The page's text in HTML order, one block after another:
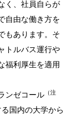
く、社員自らが
自由な働き方を
もあります。そ
トルバス運行や
福利厚生を適用
ンゼコール （注
国内の大学から